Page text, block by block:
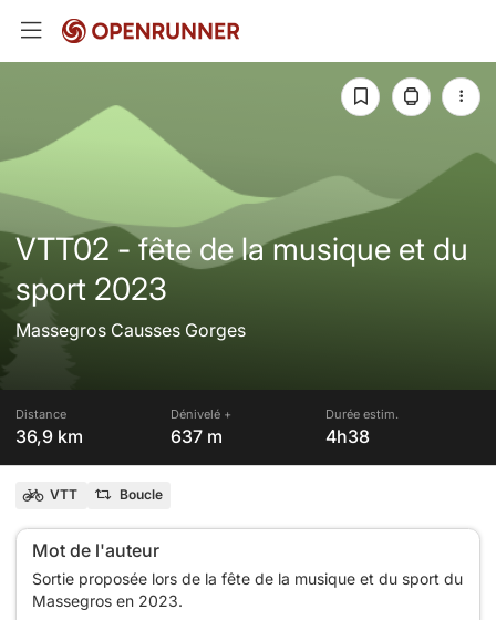
VTT02 - fête de la musique et du
sport 2023
Massegros Causses Gorges
Distance
36,9 km
Dénivelé +
637 m
Durée estim.
4h38
VTT Boucle
Mot de l'auteur
Sortie proposée lors de la fête de la musique et du sport du